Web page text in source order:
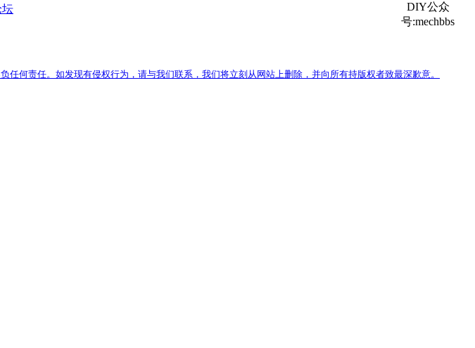
坛
何责任。如发现有侵权行为，请与我们联系，我们将立刻从网站上删除，并向所有持版权者致最深歉意。
DIY公众
号:mechbbs